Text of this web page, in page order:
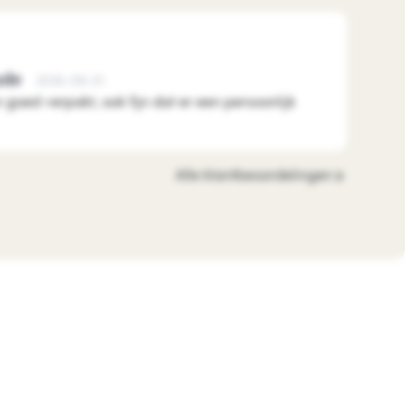
goed verpakt, ook fijn dat er een persoonlijk
Alle klantbeoordelingen